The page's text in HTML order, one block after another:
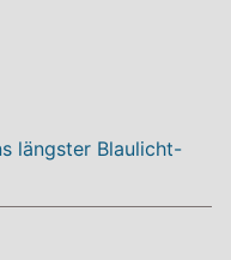
längster Blaulicht-